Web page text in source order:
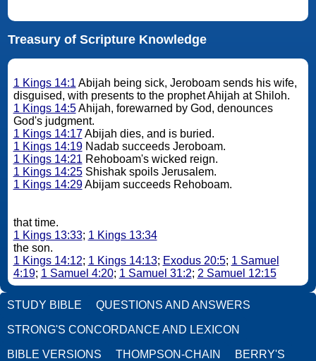
Treasury of Scripture Knowledge
1 Kings 14:1 Abijah being sick, Jeroboam sends his wife,
disguised, with presents to the prophet Ahijah at Shiloh.
1 Kings 14:5Ahijah, forewarned by God, denounces
God's judgment.
1 Kings 14:17Abijah dies, and is buried.
1 Kings 14:19Nadab succeeds Jeroboam.
1 Kings 14:21 Rehoboam's wicked reign.
1 Kings 14:25Shishak spoils Jerusalem.
1 Kings 14:29Abijam succeeds Rehoboam.
that time.
1 Kings 13:33; 1 Kings 13:34
the son.
1 Kings 14:12; 1 Kings 14:13; Exodus 20:5; 1 Samuel
4:19; 1 Samuel 4:20; 1 Samuel 31:2; 2 Samuel 12:15
STUDY BIBLE QUESTIONS AND ANSWERS
STRONG'S CONCORDANCE AND LEXICON
BIBLE VERSIONS THOMPSON-CHAIN BERRY'S